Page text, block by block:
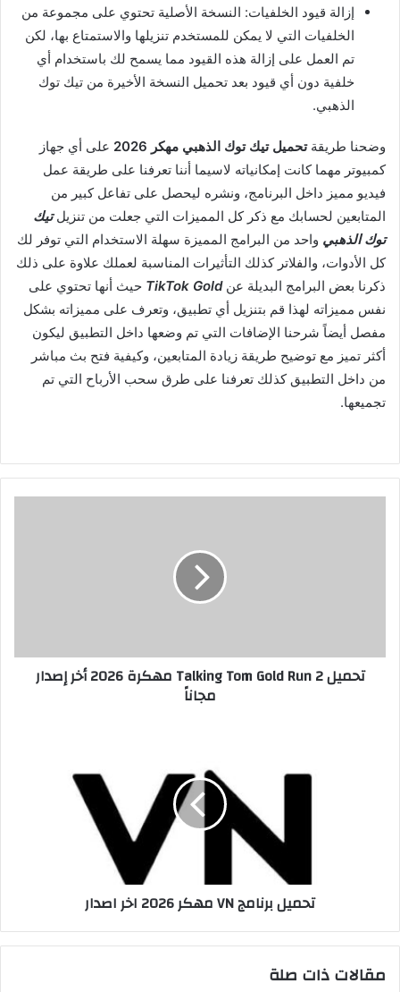
إزالة قيود الخلفيات: النسخة الأصلية تحتوي على مجموعة من
الخلفيات التي لا يمكن للمستخدم تنزيلها والاستمتاع بها، لكن
تم العمل على إزالة هذه القيود مما يسمح لك باستخدام أي
خلفية دون أي قيود بعد تحميل النسخة الأخيرة من تيك توك
الذهبي.
وضحنا طريقةتحميل تيك توك الذهبي مهكر 2026
على أي جهاز
كمبيوتر مهما كانت إمكانياته لاسيما أننا تعرفنا على طريقة عمل
فيديو مميز داخل البرنامج، ونشره ليحصل على تفاعل كبير من
المتابعين لحسابك مع ذكر كل المميزات التي جعلت من تنزيلتيك
توك الذهبي واحد من البرامج المميزة سهلة الاستخدام التي توفر لك
كل الأدوات، والفلاتر كذلك التأثيرات المناسبة لعملك علاوة على ذلك
ذكرنا بعض البرامج البديلة عن TikTok Gold
حيث أنها تحتوي على
نفس مميزاته لهذا قم بتنزيل أي تطبيق، وتعرف على مميزاته بشكل
مفصل أيضاً شرحنا الإضافات التي تم وضعها داخل التطبيق ليكون
أكثر تميز مع توضيح طريقة زيادة المتابعين، وكيفية فتح بث مباشر
من داخل التطبيق كذلك تعرفنا على طرق سحب الأرباح التي تم
تجميعها.
تحميل Talking Tom Gold Run 2 مهكرة 2026 أخر إصدار
مجاناً
تحميل برنامج VN مهكر 2026 اخر اصدار
مقالات ذات صلة